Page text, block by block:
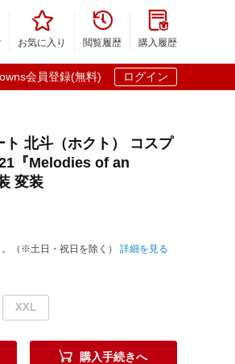

お気に入り

閲覧履歴

購入履歴
会員登録(無料) ログイン
北斗（ホクト） コスプ
『Melodies of an
変装
（※土日・祝日を除く） 詳細を見る
XXL
 購入手続きへ